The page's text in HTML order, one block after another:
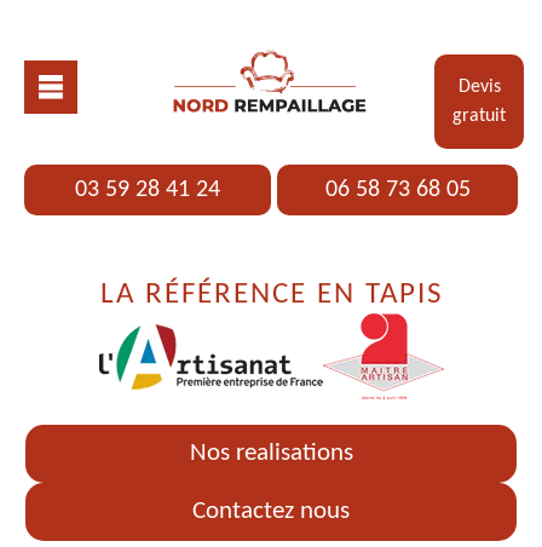
Devis
gratuit
03 59 28 41 24 06 58 73 68 05
LA RÉFÉRENCE EN TAPIS
Nos realisations
Contactez nous